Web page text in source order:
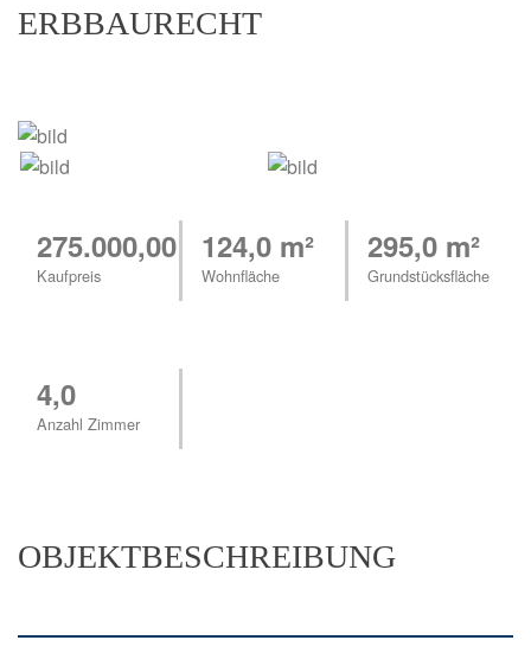
ERBBAURECHT
275.000,00 €
Kaufpreis
124,0 m²
Wohnfläche
295,0 m²
Grundstücksfläche
4,0
Anzahl Zimmer
OBJEKTBESCHREIBUNG